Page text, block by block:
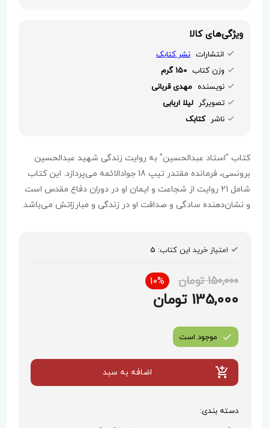
ویژگی‌های کالا
انتشارات نشر کتابک
وزن کتاب 150 گرم
نویسنده مهدی قربانی
تصویرگر لیلا اربابی
ناشر کتابک
کتاب "استاد عبدالحسین" به روایت زندگی شهید عبدالحسین
برونسی، فرمانده مقتدر تیپ 18 جوادالائمه می‌پردازد. این کتاب
شامل 21 روایت از شجاعت و ایمان او در دوران دفاع مقدس است
و نشان‌دهنده سادگی و صداقت او در زندگی و مبارزاتش می‌باشد.
امتیاز خرید این کتاب: 5
150,000 تومان 10%
135,000 تومان
موجود است
اضافه به سبد
دسته بندی: